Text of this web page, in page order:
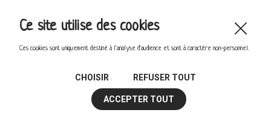
Ce site utilise des cookies
Ces cookies sont uniquement destiné à l'analyse d'audience et sont à caractère non-personnel.
CHOISIR REFUSER TOUT
ACCEPTER TOUT